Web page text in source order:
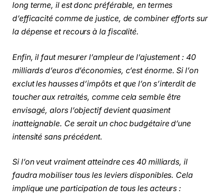
long terme, il est donc préférable, en termes
d’efficacité comme de justice, de combiner efforts sur
la dépense et recours à la fiscalité.
Enfin, il faut mesurer l’ampleur de l’ajustement : 40
milliards d’euros d’économies, c’est énorme. Si l’on
exclut les hausses d’impôts et que l’on s’interdit de
toucher aux retraités, comme cela semble être
envisagé, alors l’objectif devient quasiment
inatteignable. Ce serait un choc budgétaire d’une
intensité sans précédent.
Si l’on veut vraiment atteindre ces 40 milliards, il
faudra mobiliser tous les leviers disponibles. Cela
implique une participation de tous les acteurs :